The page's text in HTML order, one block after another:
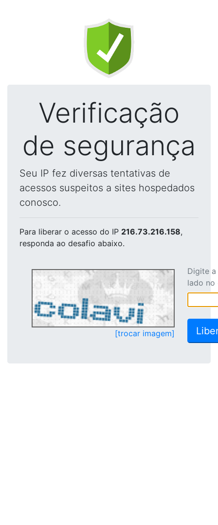
Verificação
de segurança
Seu IP fez diversas tentativas de
acessos suspeitos a sites hospedados
conosco.
Para liberar o acesso do IP 216.73.216.158,
responda ao desafio abaixo.
[trocar imagem]
Digite
lado no